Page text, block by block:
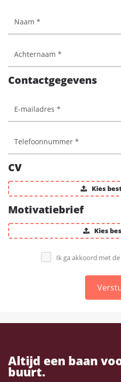
Contactgegevens
CV
Kies
Motivatiebrief
Kies
Ik ga akkoord met de
Altijd een baan
buurt.